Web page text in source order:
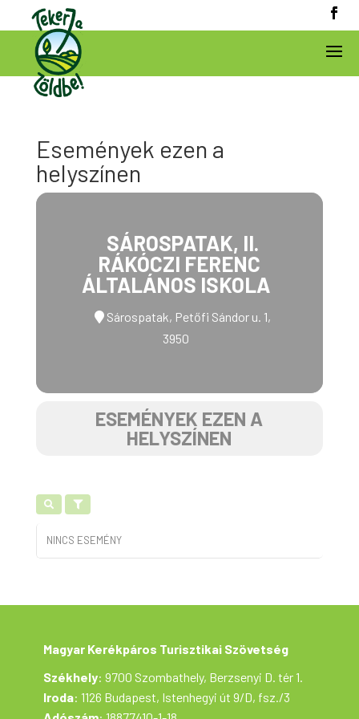
Események ezen a
helyszínen
SÁROSPATAK, II.
RÁKÓCZI FERENC
ÁLTALÁNOS ISKOLA
Sárospatak, Petőfi Sándor u. 1,
3950
ESEMÉNYEK EZEN A
HELYSZÍNEN
NINCS ESEMÉNY
Magyar Kerékpáros Turisztikai Szövetség
Székhely: 9700 Szombathely, Berzsenyi D. tér 1.
Iroda: 1126 Budapest, Istenhegyi út 9/D, fsz./3